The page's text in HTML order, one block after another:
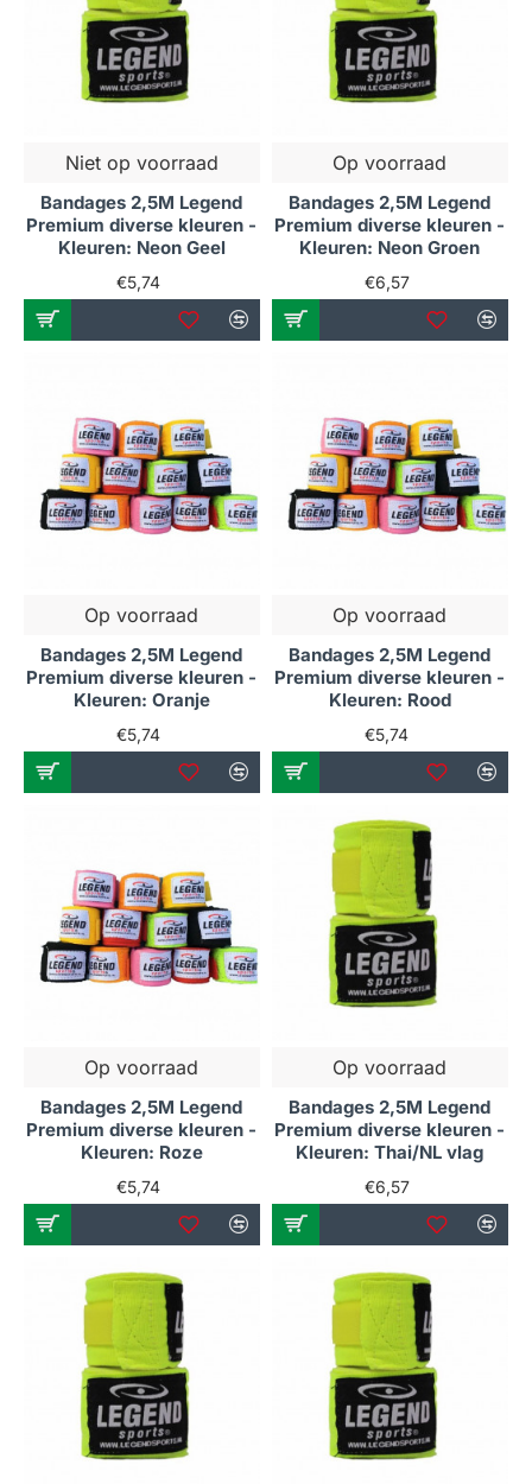
Niet op voorraad
Bandages 2,5M Legend
Premium diverse kleuren -
Kleuren: Neon Geel
€5,74
Op voorraad
Bandages 2,5M Legend
Premium diverse kleuren -
Kleuren: Neon Groen
€6,57
Op voorraad
Bandages 2,5M Legend
Premium diverse kleuren -
Kleuren: Oranje
€5,74
Op voorraad
Bandages 2,5M Legend
Premium diverse kleuren -
Kleuren: Rood
€5,74
Op voorraad
Bandages 2,5M Legend
Premium diverse kleuren -
Kleuren: Roze
€5,74
Op voorraad
Bandages 2,5M Legend
Premium diverse kleuren -
Kleuren: Thai/NL vlag
€6,57